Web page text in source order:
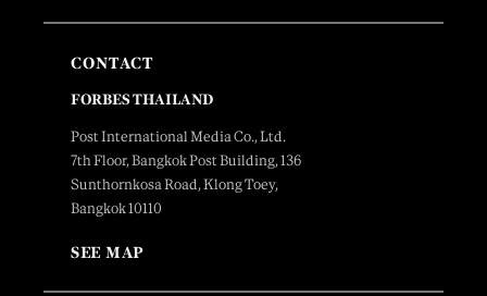
CONTACT
FORBES THAILAND
Post International Media Co., Ltd.
7th Floor, Bangkok Post Building, 136
Sunthornkosa Road, Klong Toey,
Bangkok 10110
SEE MAP